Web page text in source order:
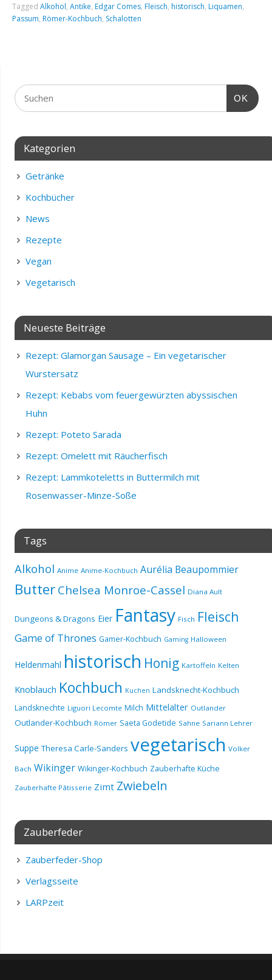
TaggedAlkohol,Antike, Edgar Comes, Fleisch, historisch, Liquamen,
Passum, Römer-Kochbuch, Schalotten
OK
Kategorien
Getränke
Kochbücher
News
Rezepte
Vegan
Vegetarisch
Neueste Beiträge
Rezept: Glamorgan Sausage – Ein vegetarischer
Wurstersatz
Rezept: Kebabs vom feuergewürzten abyssischen
Huhn
Rezept: Poteto Sarada
Rezept: Omelett mit Räucherfisch
Rezept: Lammkoteletts in Buttermilch mit
Rosenwasser-Minze-Soße
Tags
Alkohol Anime Anime-Kochbuch Aurélia Beaupommier
Butter Chelsea Monroe-Cassel Diana Ault
Dungeons & Dragons Eier Fantasy Fisch Fleisch
Game of Thrones Gamer-Kochbuch Gaming Halloween
Heldenmahl historisch Honig Kartoffeln Kelten
Knoblauch Kochbuch Kuchen Landsknecht-Kochbuch
Landsknechte Liguori Lecomte Milch Mittelalter Outlander
Outlander-Kochbuch Römer Saeta Godetide Sahne Sariann Lehrer
Suppe Theresa Carle-Sanders vegetarisch Volker
Bach Wikinger Wikinger-Kochbuch Zauberhafte Küche
Zauberhafte Pâtisserie Zimt Zwiebeln
Zauberfeder
Zauberfeder-Shop
Verlagsseite
LARPzeit